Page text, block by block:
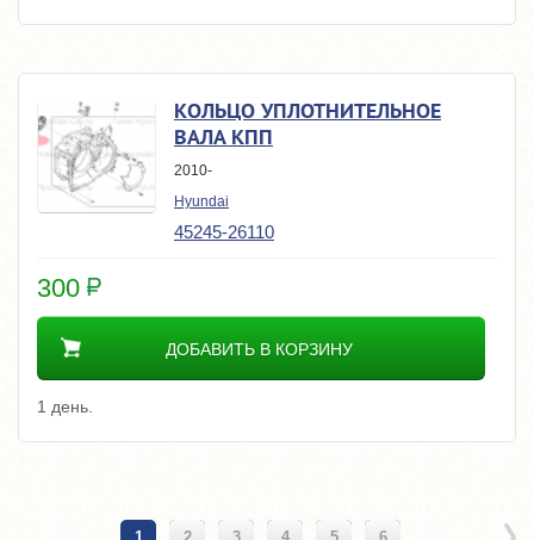
КОЛЬЦО УПЛОТНИТЕЛЬНОЕ
ВАЛА КПП
2010-
Hyundai
45245-26110
300
ДОБАВИТЬ В КОРЗИНУ
1 день.